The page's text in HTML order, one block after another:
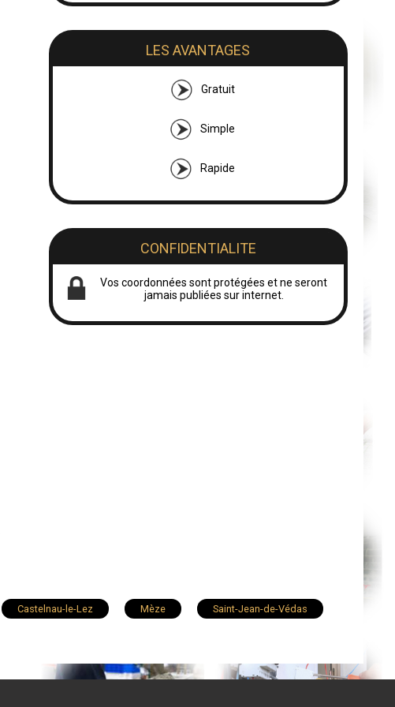
LES AVANTAGES
Gratuit
Simple
Rapide
CONFIDENTIALITE
Vos coordonnées sont protégées et ne seront
jamais publiées sur internet.
Castelnau-le-Lez Mèze Saint-Jean-de-Védas
Grabels Marsillargues Palavas-les-Flots